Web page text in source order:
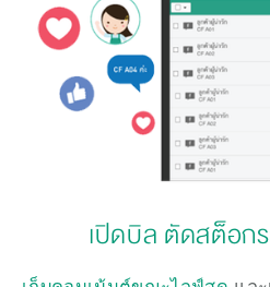
เปิดบิล ตัดสต็อก